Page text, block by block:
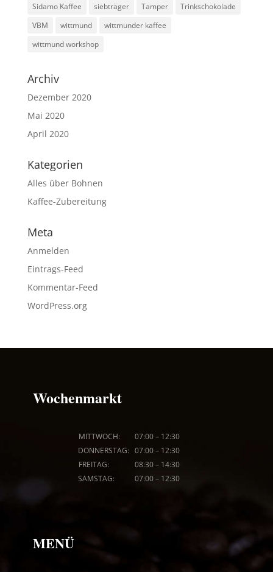
Sidamo Kaffee
siebträger Tamper
Trinkschokolade
VBM
wittmund
wittmunder kaffee
wittmund workshop
Archiv
Dezember 2020
Mai 2020
April 2020
Kategorien
Alles über Bohnen
Kaffee-Zubereitung
Meta
Anmelden
Eintrags-Feed
Kommentar-Feed
WordPress.org
Wochenmarkt
MITTWOCH: 07:00–12:30
DONNERSTAG: 07:00– 12:30
FREITAG: 08:30–14:30
SAMSTAG: 07:00– 12:30
MENÜ